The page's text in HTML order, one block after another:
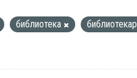
библиотека
библиотекар